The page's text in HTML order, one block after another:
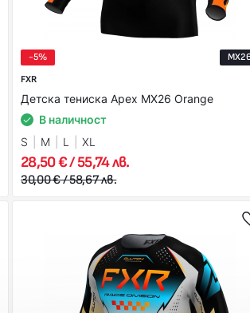
-5%
FXR
Детска тениска Apex MX26 Orange
В наличност
S
M L XL
28,50 € / 55,74 лв.
30,00 € / 58,67 лв.